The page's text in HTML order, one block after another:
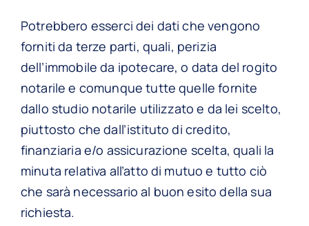
Potrebbero esserci dei dati che vengono
forniti da terze parti, quali, perizia
dell’immobile da ipotecare, o data del rogito
notarile e comunque tutte quelle fornite
dallo studio notarile utilizzato e da lei scelto,
piuttosto che dall’istituto di credito,
finanziaria e/o assicurazione scelta, quali la
minuta relativa all’atto di mutuo e tutto ciò
che sarà necessario al buon esito della sua
richiesta.